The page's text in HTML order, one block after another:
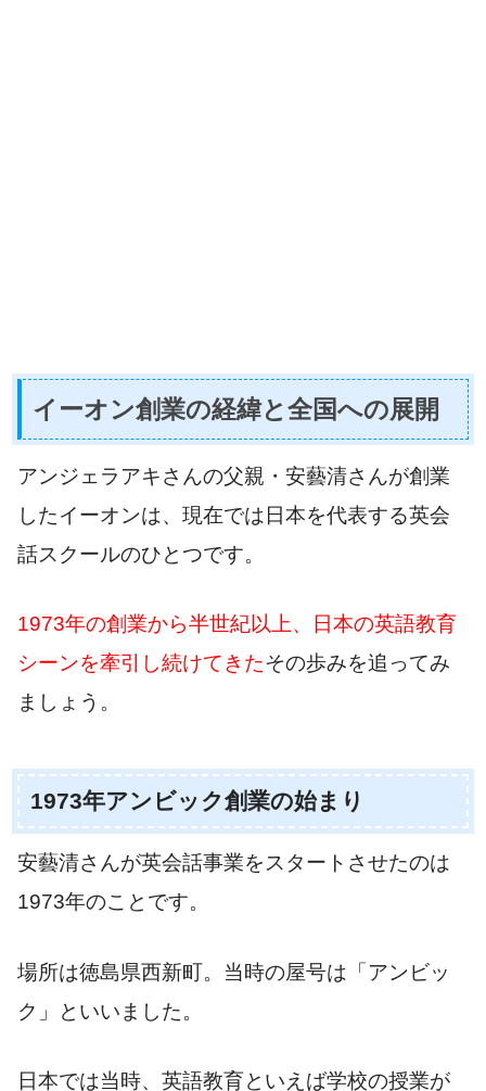
イーオン創業の経緯と全国への展開
アンジェラアキさんの父親・安藝清さんが創業
したイーオンは、現在では日本を代表する英会
話スクールのひとつです。
1973年の創業から半世紀以上、日本の英語教育
シーンを牽引し続けてきたその歩みを追ってみ
ましょう。
1973年アンビック創業の始まり
安藝清さんが英会話事業をスタートさせたのは
1973年のことです。
場所は徳島県西新町。当時の屋号は「アンビッ
ク」といいました。
日本では当時、英語教育といえば学校の授業が